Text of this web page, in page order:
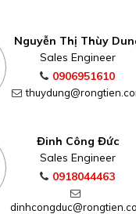
Nguyễn Thị Thùy
Sales Engineer
0906951610
Đinh Công Đức
Sales Engineer
0918044463